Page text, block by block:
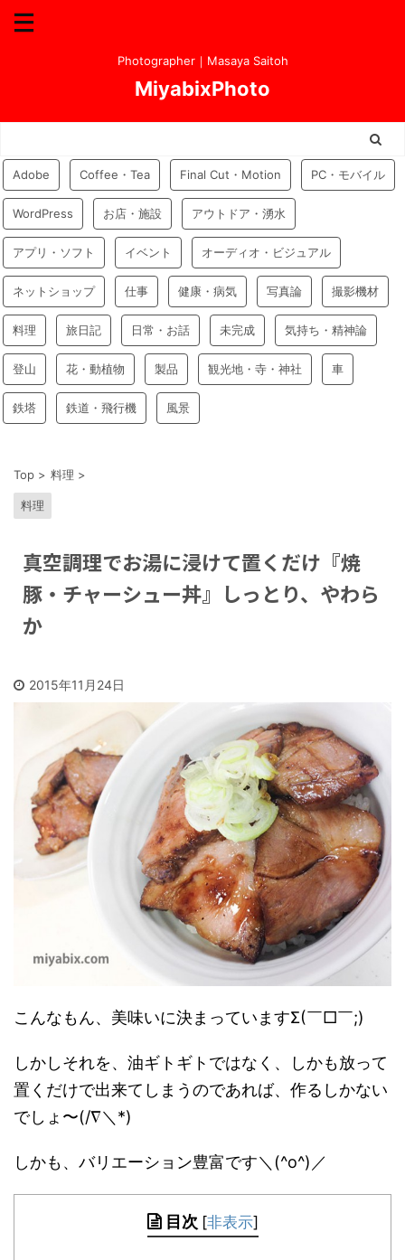
Photographer｜Masaya Saitoh
MiyabixPhoto
Adobe Coffee・Tea Final Cut・Motion PC・モバイル
WordPress お店・施設 アウトドア・湧水
アプリ・ソフト イベント オーディオ・ビジュアル
ネットショップ 仕事 健康・病気 写真論 撮影機材
料理 旅日記 日常・お話 未完成 気持ち・精神論
登山 花・動植物 製品 観光地・寺・神社 車
鉄塔 鉄道・飛行機 風景
Top > 料理 >
料理
真空調理でお湯に浸けて置くだけ『焼
豚・チャーシュー丼』しっとり、やわら
か
2015年11月24日
こんなもん、美味いに決まっていますΣ(￣□￣;)
しかしそれを、油ギトギトではなく、しかも放って
置くだけで出来てしまうのであれば、作るしかない
でしょ〜(/∇＼*)
しかも、バリエーション豊富です＼(^o^)／
目次 [非表示]